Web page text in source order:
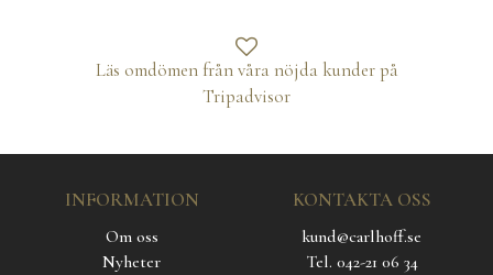
Läs omdömen från våra nöjda kunder på
Tripadvisor
INFORMATION
Om oss
Nyheter
KONTAKTA OSS
kund@carlhoff.se
Tel. 042-21 06 34